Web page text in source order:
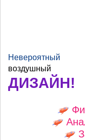
Невероятный
воздушный
ДИЗАЙН!